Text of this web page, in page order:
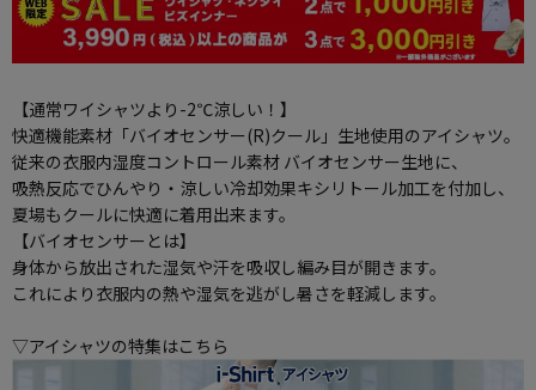
【通常ワイシャツより-2℃涼しい！】
快適機能素材「バイオセンサー(R)クール」生地使用のアイシャツ。
従来の衣服内湿度コントロール素材 バイオセンサー生地に、
吸熱反応でひんやり・涼しい冷却効果キシリトール加工を付加し、
夏場もクールに快適に着用出来ます。
【バイオセンサーとは】
身体から放出された湿気や汗を吸収し編み目が開きます。
これにより衣服内の熱や湿気を逃がし暑さを軽減します。
▽アイシャツの特集はこちら